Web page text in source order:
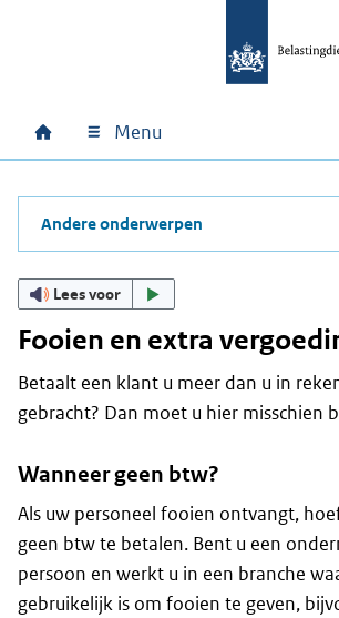
Hoofdnavigatie
Home Menu
Andere onderwerpen
Lees voor
Fooien en extra
Betaalt een klant u meer dan u in
gebracht? Dan moet u hier misschien
Wanneer geen btw?
Als uw personeel fooien ontvangt,
geen btw te betalen. Bent u een
persoon en werkt u in een branche
gebruikelijk is om fooien te geven,